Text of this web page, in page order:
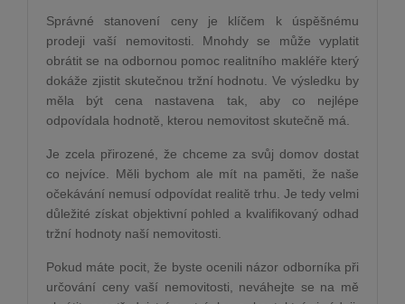
Správné stanovení ceny je klíčem k úspěšnému
prodeji vaší nemovitosti. Mnohdy se může vyplatit
obrátit se na odbornou pomoc realitního makléře který
dokáže zjistit skutečnou tržní hodnotu. Ve výsledku by
měla být cena nastavena tak, aby co nejlépe
odpovídala hodnotě, kterou nemovitost skutečně má.
Je zcela přirozené, že chceme za svůj domov dostat
co nejvíce. Měli bychom ale mít na paměti, že naše
očekávání nemusí odpovídat realitě trhu. Je tedy velmi
důležité získat objektivní pohled a kvalifikovaný odhad
tržní hodnoty naší nemovitosti.
Pokud máte pocit, že byste ocenili názor odborníka při
určování ceny vaší nemovitosti, neváhejte se na mě